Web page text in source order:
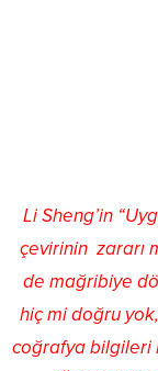
Li Sheng’in
çevirinin zararı
de mağribiye
hiç mi doğru
coğrafya bilgileri